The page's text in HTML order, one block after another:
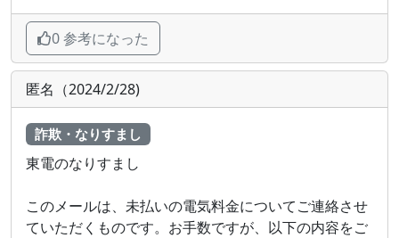
0 参考になった
匿名（2024/2/28)
詐欺・なりすまし
東電のなりすまし
このメールは、未払いの電気料金についてご連絡させ
ていただくものです。お手数ですが、以下の内容をご